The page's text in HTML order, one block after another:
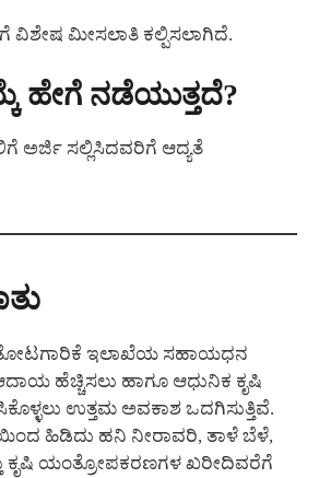
ವಿಶೇಷ ಮೀಸಲಾತಿ ಕಲ್ಪಿಸಲಾಗಿದೆ.
ಹೇಗೆ ನಡೆಯುತ್ತದೆ?
ಅರ್ಜಿ ಸಲ್ಲಿಸಿದವರಿಗೆ ಆದ್ಯತೆ
ತೋಟಗಾರಿಕೆ ಇಲಾಖೆಯ ಸಹಾಯಧನ
ಹೆಚ್ಚಿಸಲು ಹಾಗೂ ಆಧುನಿಕ ಕೃಷಿ
ಉತ್ತಮ ಅವಕಾಶ ಒದಗಿಸುತ್ತಿವೆ.
ಹಿಡಿದು ಹನಿ ನೀರಾವರಿ, ತಾಳೆ ಬೆಳೆ,
ಕೃಷಿ ಯಂತ್ರೋಪಕರಣಗಳ ಖರೀದಿವರೆಗೆ